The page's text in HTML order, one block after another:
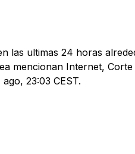
las ultimas 24 horas
mencionan Internet,
23:03 CEST.